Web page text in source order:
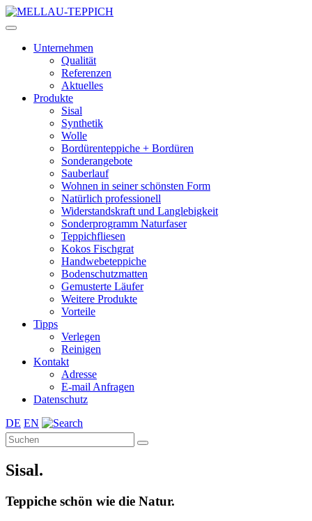
Unternehmen
Qualität
Referenzen
Aktuelles
Produkte
Sisal
Synthetik
Wolle
Bordürenteppiche + Bordüren
Sonderangebote
Sauberlauf
Wohnen in seiner schönsten Form
Natürlich professionell
Widerstandskraft und Langlebigkeit
Sonderprogramm Naturfaser
Teppichfliesen
Kokos Fischgrat
Handwebeteppiche
Bodenschutzmatten
Gemusterte Läufer
Weitere Produkte
Vorteile
Tipps
Verlegen
Reinigen
Kontakt
Adresse
E-mail Anfragen
Datenschutz
DE EN
Sisal.
Teppiche schön wie die Natur.